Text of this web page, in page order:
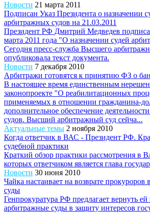
Новости 21 марта 2011
Подписан Указ Президента о назначении
арбитражных судов на 21.03.2011
Президент РФ Дмитрий Медведев
марта 2011 года "О назначении судей
Сегодня пресс-служба Высшего
опубликовала текст документа.
Новости 7 декабря 2010
Арбитражи готовятся к принятию ФЗ о
В настоящее время единственным
законопроекте "О реабилитационных
применяемых в отношении гражданина-
дополнительное обеспечение
судов. Высший арбитражный суд сейча...
Актуальные темы 2 ноября 2010
Когда ответчик в ВАС - Президент РФ.
судебной практики
Краткий обзор практики рассмотрения в
которых ответчиком является глава
Новости 30 июня 2010
Чайка настаивает на возврате
суды
Генпрокуратура РФ предлагает вернуть ей
арбитражные суды в защиту интересов